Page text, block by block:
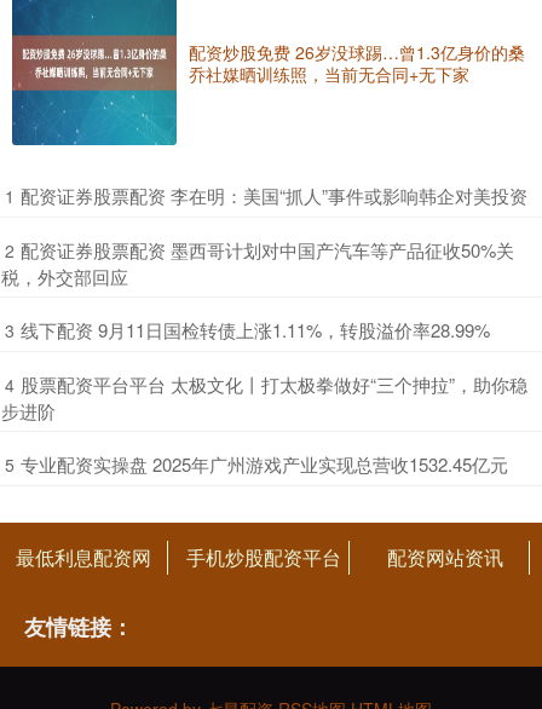
配资炒股免费 26岁没球踢…曾1.3亿身价的桑
乔社媒晒训练照，当前无合同+无下家
1 ​配资证券股票配资 李在明：美国“抓人”事件或影响韩企对美投资
2 ​配资证券股票配资 墨西哥计划对中国产汽车等产品征收50%关
税，外交部回应
3 ​线下配资 9月11日国检转债上涨1.11%，转股溢价率28.99%
4 ​股票配资平台平台 太极文化丨打太极拳做好“三个抻拉”，助你稳
步进阶
5 ​专业配资实操盘 2025年广州游戏产业实现总营收1532.45亿元
最低利息配资网 手机炒股配资平台 配资网站资讯
友情链接：